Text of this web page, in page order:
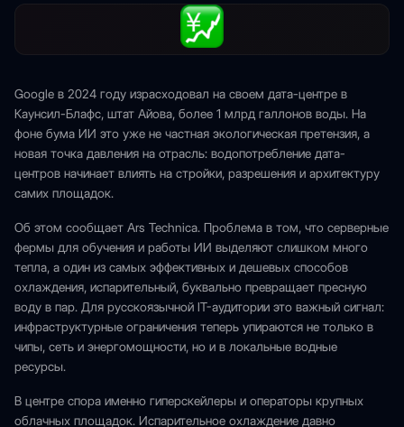
Google в 2024 году израсходовал на своем дата-центре в
Каунсил-Блафс, штат Айова, более 1 млрд галлонов воды. На
фоне бума ИИ это уже не частная экологическая претензия, а
новая точка давления на отрасль: водопотребление дата-
центров начинает влиять на стройки, разрешения и архитектуру
самих площадок.
Об этом сообщает Ars Technica. Проблема в том, что серверные
фермы для обучения и работы ИИ выделяют слишком много
тепла, а один из самых эффективных и дешевых способов
охлаждения, испарительный, буквально превращает пресную
воду в пар. Для русскоязычной IT-аудитории это важный сигнал:
инфраструктурные ограничения теперь упираются не только в
чипы, сеть и энергомощности, но и в локальные водные
ресурсы.
В центре спора именно гиперскейлеры и операторы крупных
облачных площадок. Испарительное охлаждение давно